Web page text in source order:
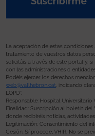
La aceptación de estas
tratamiento de vuestros datos
solicitáis a través de este portal y,
con las administraciones o
Podéis ejercer los derechos
web@vallhebron.cat, indicando
LOPD”.
Responsable: Hospital
Finalidad: Suscripción al boletín
donde recibiréis noticias,
Legitimación: Consentimiento del
Cesión: Sí procede, VHIR. No se